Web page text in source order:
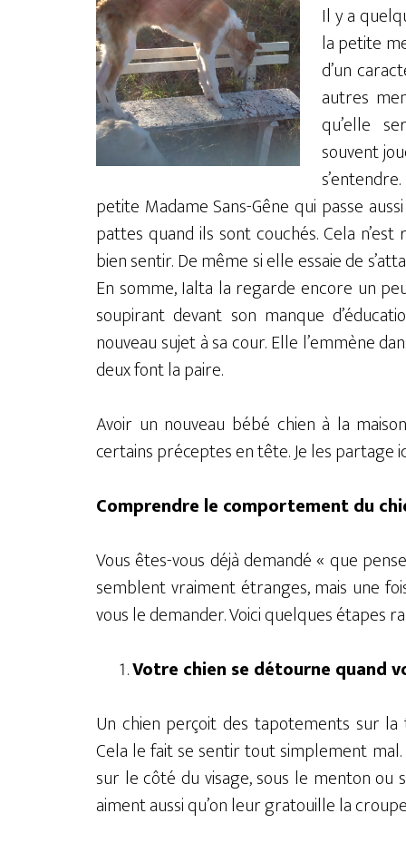
Il y a
la petite
d’un
autres
qu’elle
souvent
petite Madame Sans-Gêne qui passe
pattes quand ils sont couchés. Cela
bien sentir. De même si elle essaie de
En somme, Ialta la regarde encore un
soupirant devant son manque
nouveau sujet à sa cour. Elle l’emmène
deux font la paire.
Avoir un nouveau bébé chien à la
certains préceptes en tête. Je les partage
Comprendre le comportement du
Vous êtes-vous déjà demandé « que
semblent vraiment étranges, mais une
vous le demander. Voici quelques étapes
Votre chien se détourne quand
Un chien perçoit des tapotements sur la
Cela le fait se sentir tout simplement
sur le côté du visage, sous le menton
aiment aussi qu’on leur gratouille la